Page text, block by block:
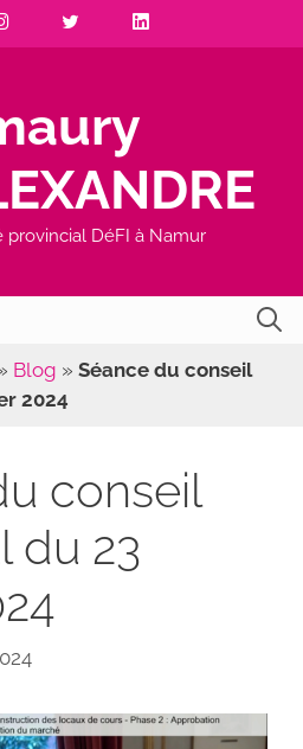
provincial DéFI à Namur
Blog » Séance du conseil
2024
conseil
du 23